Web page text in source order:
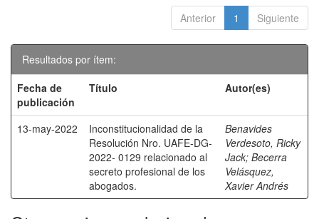
Anterior 1 Siguiente
Resultados por ítem:
Fecha de
publicación
Título Autor(es)
13-may-2022
Inconstitucionalidad de la
Resolución Nro. UAFE-DG-
2022- 0129 relacionado al
secreto profesional de los
abogados.
Benavides
Verdesoto, Ricky
Jack; Becerra
Velásquez,
Xavier Andrés